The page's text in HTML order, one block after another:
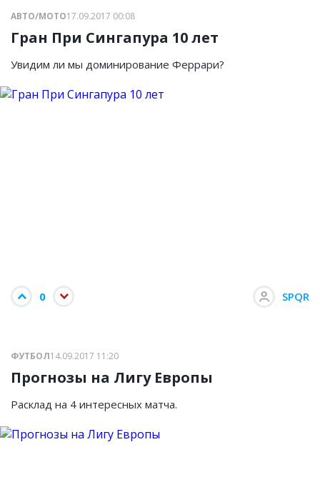
АВТО/МОТО17.09.2017 00:08
Гран При Сингапура 10 лет
Увидим ли мы доминирование Феррари?
0 SPQR
ФУТБОЛ14.09.2017 11:20
Прогнозы на Лигу Европы
Расклад на 4 интересных матча.